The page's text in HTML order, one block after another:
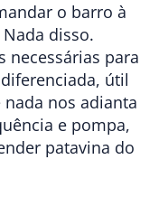
o barro à
disso.
necessárias para
útil
nos adianta
e pompa,
patavina do